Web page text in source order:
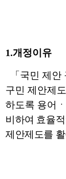
1.개정이유
「국민 제안
구민 제안제
하도록 용어ㆍ
비하여 효율
제안제도를